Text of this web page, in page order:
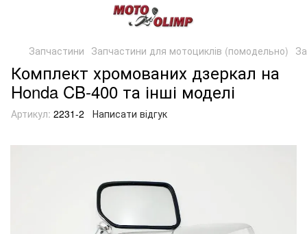
Запчастини Запчастини для мотоциклів (помодельно)
Комплект хромованих дзеркал на
Honda CB-400 та інші моделі
Артикул: 2231-2 Написати відгук